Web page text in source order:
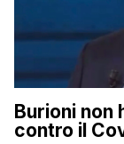
Burioni non
contro il